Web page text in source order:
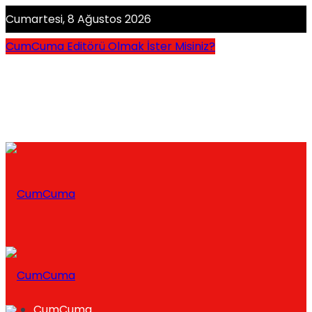
Cumartesi, 8 Ağustos 2026
CumCuma Editörü Olmak İster Misiniz?